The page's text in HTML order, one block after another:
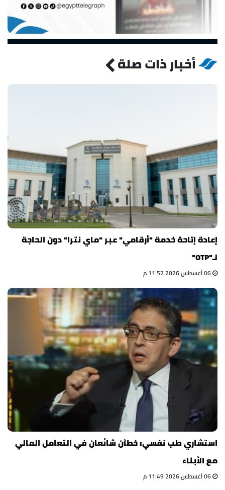
أخبار ذات صلة
إعادة إتاحة خدمة "أرقامي" عبر "ماي نترا" دون الحاجة
لـ"OTP"
استشاري طب نفسي: خطآن شائعان في التعامل المالي
مع الأبناء